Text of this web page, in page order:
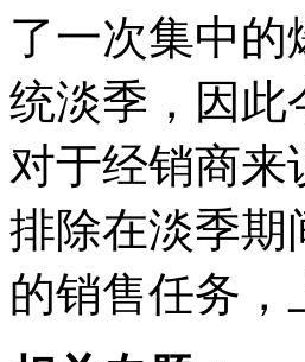
了一次集中的
统淡季，因此
对于经销商来
排除在淡季期
的销售任务，